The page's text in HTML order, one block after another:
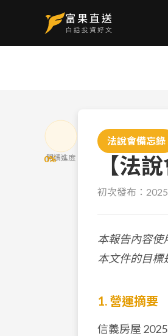
0%
閱讀進度
法說會備忘錄
【法
初次發布：
本報告內容使
本文件的目標
1. 營運摘要
信義房屋